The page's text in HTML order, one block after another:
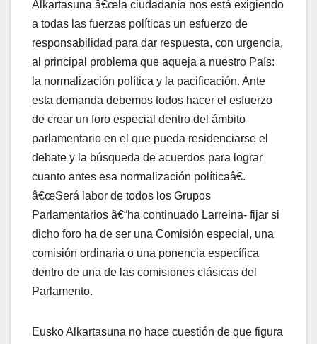
Alkartasuna â€œla ciudadaní­a nos está exigiendo
a todas las fuerzas polí­ticas un esfuerzo de
responsabilidad para dar respuesta, con urgencia,
al principal problema que aqueja a nuestro Paí­s:
la normalización polí­tica y la pacificación. Ante
esta demanda debemos todos hacer el esfuerzo
de crear un foro especial dentro del ámbito
parlamentario en el que pueda residenciarse el
debate y la búsqueda de acuerdos para lograr
cuanto antes esa normalización polí­ticaâ€.
â€œSerá labor de todos los Grupos
Parlamentarios â€“ha continuado Larreina- fijar si
dicho foro ha de ser una Comisión especial, una
comisión ordinaria o una ponencia especí­fica
dentro de una de las comisiones clásicas del
Parlamento.
Eusko Alkartasuna no hace cuestión de que figura